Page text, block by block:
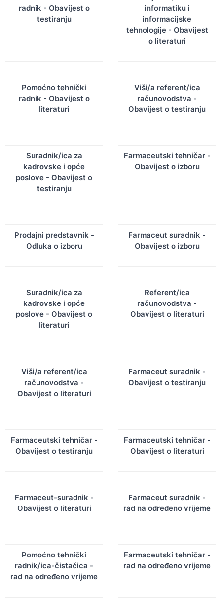
radnik - Obavijest o
testiranju
informatiku i
informacijske
tehnologije - Obavijest
o literaturi
Pomoćno tehnički
radnik - Obavijest o
literaturi
Viši/a referent/ica
računovodstva -
Obavijest o testiranju
Suradnik/ica za
kadrovske i opće
poslove - Obavijest o
testiranju
Farmaceutski tehničar -
Obavijest o izboru
Prodajni predstavnik -
Odluka o izboru
Farmaceut suradnik -
Obavijest o izboru
Suradnik/ica za
kadrovske i opće
poslove - Obavijest o
literaturi
Referent/ica
računovodstva -
Obavijest o literaturi
Viši/a referent/ica
računovodstva -
Obavijest o literaturi
Farmaceut suradnik -
Obavijest o testiranju
Farmaceutski tehničar -
Obavijest o testiranju
Farmaceutski tehničar -
Obavijest o literaturi
Farmaceut-suradnik -
Obavijest o literaturi
Farmaceut suradnik -
rad na određeno vrijeme
Pomoćno tehnički
radnik/ica-čistačica -
rad na određeno vrijeme
Farmaceutski tehničar -
rad na određeno vrijeme